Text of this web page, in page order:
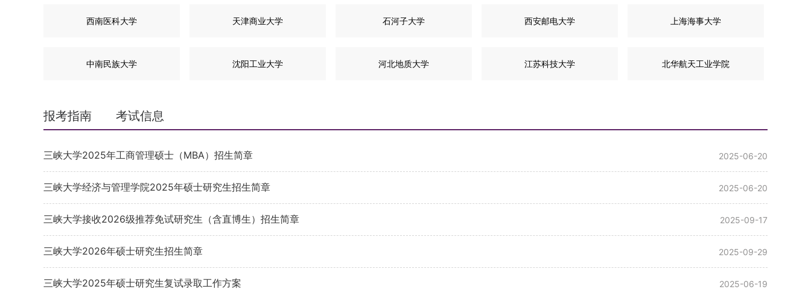
西南医科大学 天津商业大学 石河子大学 西安邮电大学 上海海事大学
中南民族大学 沈阳工业大学 河北地质大学 江苏科技大学 北华航天工业学院
报考指南 考试信息
三峡大学2025年工商管理硕士（MBA）招生简章 2025-06-20
三峡大学经济与管理学院2025年硕士研究生招生简章 2025-06-20
三峡大学接收2026级推荐免试研究生（含直博生）招生简章 2025-09-17
三峡大学2026年硕士研究生招生简章 2025-09-29
三峡大学2025年硕士研究生复试录取工作方案 2025-06-19